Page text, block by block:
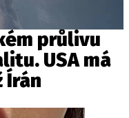
průlivu
USA má
Írán